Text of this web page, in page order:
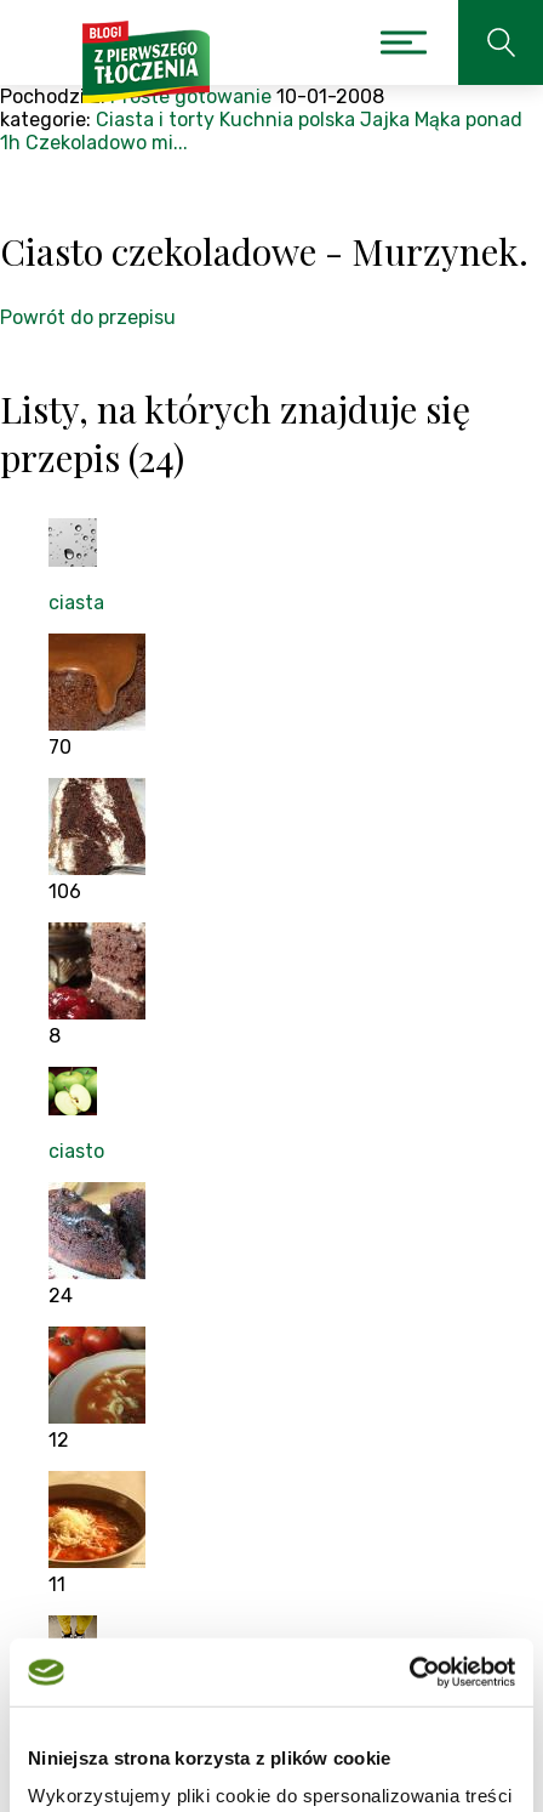
Niniejsza strona korzysta z plików cookie
Wykorzystujemy pliki cookie do spersonalizowania treści
Pochodzi z:Proste gotowanie 10-01-2008
kategorie: Ciasta i torty Kuchnia polska Jajka Mąka ponad
1h Czekoladowo mi...
Ciasto czekoladowe - Murzynek.
Powrót do przepisu
Listy, na których znajduje się
przepis (24)
ciasta
70
106
8
ciasto
24
12
11